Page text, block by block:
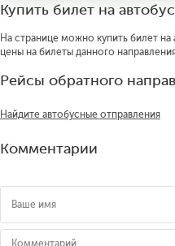
Купить билет на
На странице можно купить билет на
цены на билеты данного
Рейсы обратного
Найдите автобусные отправления
Комментарии